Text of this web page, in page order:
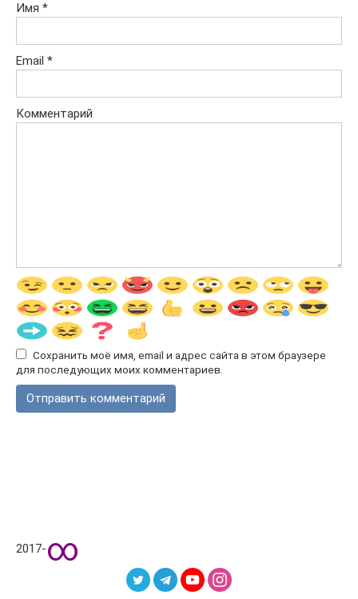
Имя *
Email *
Комментарий
Сохранить моё имя, email и адрес сайта в этом браузере
для последующих моих комментариев.
2017-∞